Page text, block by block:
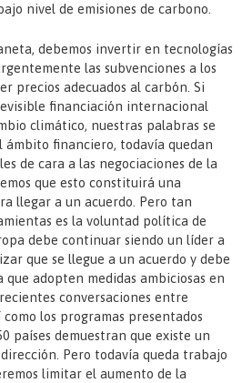
nivel de emisiones de carbono.
debemos invertir en tecnologías
las subvenciones a los
precios adecuados al carbón. Si
financiación internacional
climático, nuestras palabras se
ámbito financiero, todavía quedan
de cara a las negociaciones de la
que esto constituirá una
llegar a un acuerdo. Pero tan
es la voluntad política de
debe continuar siendo un líder a
que se llegue a un acuerdo y debe
que adopten medidas ambiciosas en
conversaciones entre
como los programas presentados
países demuestran que existe un
Pero todavía queda trabajo
limitar el aumento de la